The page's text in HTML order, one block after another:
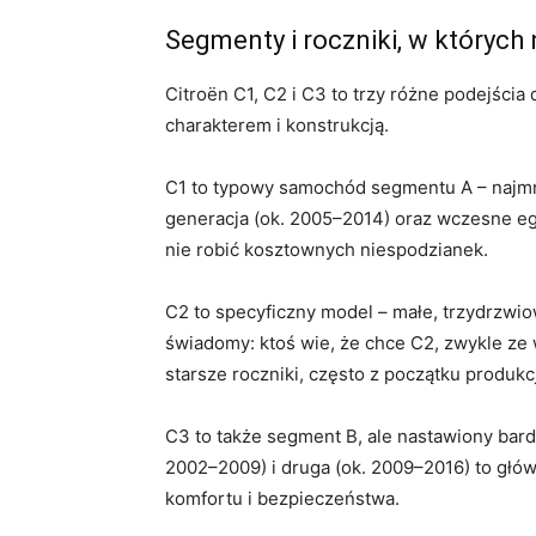
Segmenty i roczniki, w
Citroën C1, C2 i C3 to trzy różne podejścia
charakterem i konstrukcją.
C1 to typowy samochód segmentu A –
generacja (ok. 2005–2014) oraz wczesne
nie robić kosztownych niespodzianek.
C2 to specyficzny model – małe,
świadomy: ktoś wie, że chce C2, zwykle
starsze roczniki, często z początku
C3 to także segment B, ale nastawiony
2002–2009) i druga (ok. 2009–2016) to
komfortu i bezpieczeństwa.